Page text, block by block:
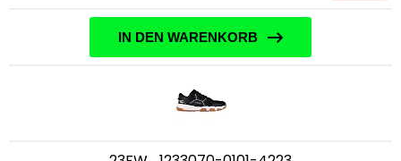
IN DEN WARENKORB